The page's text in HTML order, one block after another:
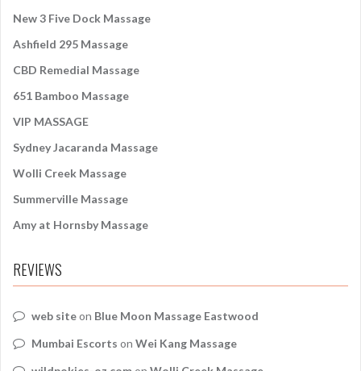
r
:
New 3 Five Dock Massage
Ashfield 295 Massage
CBD Remedial Massage
651 Bamboo Massage
VIP MASSAGE
Sydney Jacaranda Massage
Wolli Creek Massage
Summerville Massage
Amy at Hornsby Massage
REVIEWS
web siteon Blue Moon Massage Eastwood
Mumbai Escorts on Wei Kang Massage